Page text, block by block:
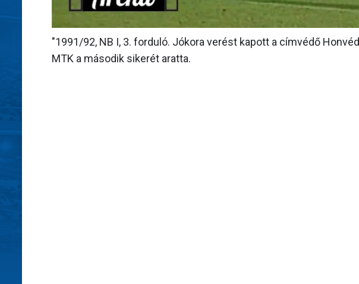
"1991/92, NB I, 3. forduló. Jókora verést kapott a címvédő
MTK a második sikerét aratta.